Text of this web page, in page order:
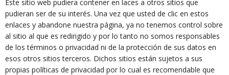
Este sitio web pudiera contener en laces a otros sitios que
pudieran ser de su interés. Una vez que usted de clic en estos
enlaces y abandone nuestra página, ya no tenemos control sobre
al sitio al que es redirigido y por lo tanto no somos responsables
de los términos o privacidad ni de la protección de sus datos en
esos otros sitios terceros. Dichos sitios están sujetos a sus
propias políticas de privacidad por lo cual es recomendable que